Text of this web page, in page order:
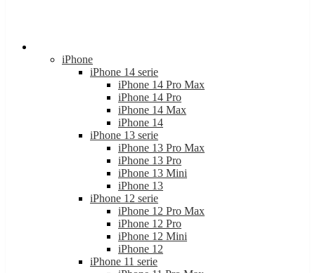
iPhone 14 serie
iPhone 14 Pro Max
iPhone 14 Pro
iPhone 14 Max
iPhone 14
iPhone 13 serie
iPhone 13 Pro Max
iPhone 13 Pro
iPhone 13 Mini
iPhone 13
iPhone 12 serie
iPhone 12 Pro Max
iPhone 12 Pro
iPhone 12 Mini
iPhone 12
iPhone 11 serie
iPhone 11 Pro Max